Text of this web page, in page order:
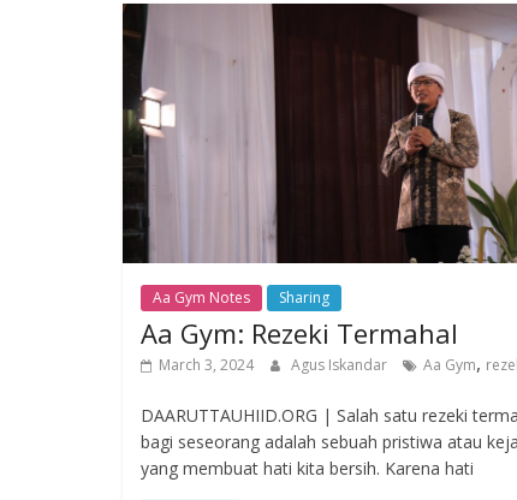
Aa Gym Notes Sharing
Aa Gym: Rezeki Termahal
March 3, 2024 Agus Iskandar Aa Gym,
DAARUTTAUHIID.ORG | Salah satu rezeki
bagi seseorang adalah sebuah pristiwa atau
yang membuat hati kita bersih. Karena hati